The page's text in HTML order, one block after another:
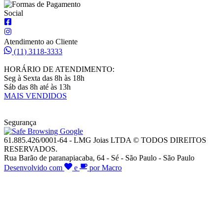
Social
Atendimento ao Cliente
(11) 3118-3333
HORÁRIO DE ATENDIMENTO:
Seg à Sexta das 8h às 18h
Sáb das 8h até às 13h
MAIS VENDIDOS
Segurança
61.885.426/0001-64 - LMG Joias LTDA © TODOS DIREITOS
RESERVADOS.
Rua Barão de paranapiacaba, 64 - Sé - São Paulo - São Paulo
Desenvolvido com
e por Macro